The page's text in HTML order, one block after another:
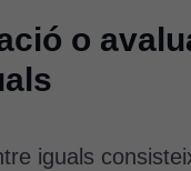
o
iguals